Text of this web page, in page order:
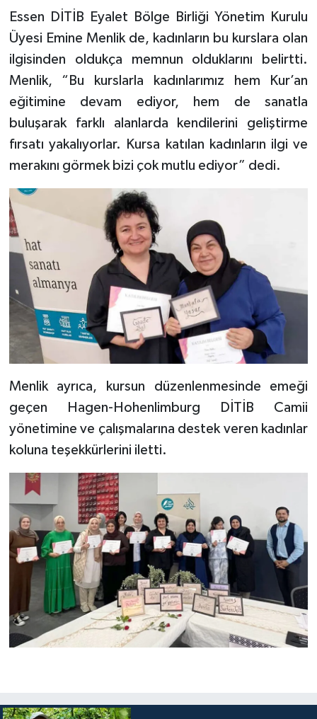
Essen DİTİB Eyalet Bölge Birliği Yönetim Kurulu
Üyesi Emine Menlik de, kadınların bu kurslara olan
ilgisinden oldukça memnun olduklarını belirtti.
Menlik, “Bu kurslarla kadınlarımız hem Kur’an
eğitimine devam ediyor, hem de sanatla
buluşarak farklı alanlarda kendilerini geliştirme
fırsatı yakalıyorlar. Kursa katılan kadınların ilgi ve
merakını görmek bizi çok mutlu ediyor” dedi.
Menlik ayrıca, kursun düzenlenmesinde emeği
geçen Hagen-Hohenlimburg DİTİB Camii
yönetimine ve çalışmalarına destek veren kadınlar
koluna teşekkürlerini iletti.
Kırşehir Müftülüğü
Kocaeli Müftülüğü
Kütahya Müftülüğü
Manisa Müftülüğü
Mardin Müftülüğü
Mersin Müftülüğü
Muğla Müftülüğü
Muş Müftülüğü
Nevşehir Müftülüğü
Niğde Müftülüğü
Ordu Müftülüğü
Osmaniye Müftülüğü
Rize Müftülüğü
Sakarya Müftülüğü
Samsun Müftülüğü